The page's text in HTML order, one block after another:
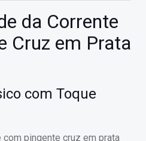
da Corrente
Cruz em Prata
com Toque
pingente cruz em prata